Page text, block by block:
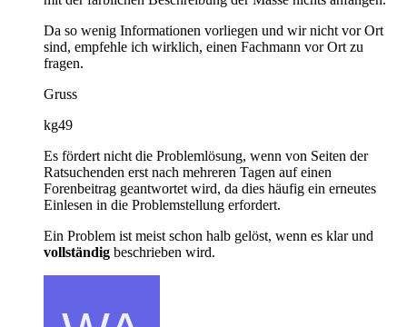
Da so wenig Informationen vorliegen und wir nicht vor Ort
sind, empfehle ich wirklich, einen Fachmann vor Ort zu
fragen.
Gruss
kg49
Es fördert nicht die Problemlösung, wenn von Seiten der
Ratsuchenden erst nach mehreren Tagen auf einen
Forenbeitrag geantwortet wird, da dies häufig ein erneutes
Einlesen in die Problemstellung erfordert.
Ein Problem ist meist schon halb gelöst, wenn es klar und
vollständig beschrieben wird.